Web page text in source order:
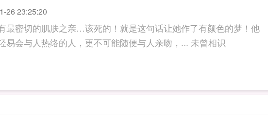
26 23:25:20
密切的肌肤之亲…该死的！就是这句话让她作了有颜色的梦！他
们到底有什么关系？她不是轻易会与人热络的人，更不可能随便与人亲吻，... 未曾相识